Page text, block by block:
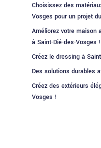
Choisissez des
Vosges pour un projet
Améliorez votre maison
à Saint-Dié-des-Vosges !
Créez le dressing à
Des solutions durables
Créez des extérieurs
Vosges !